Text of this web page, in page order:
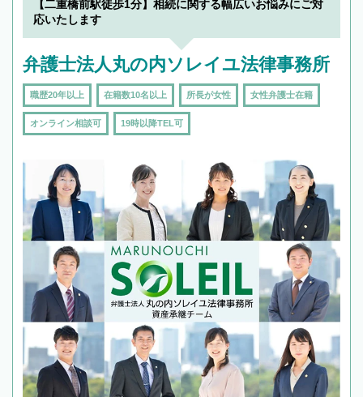
【二重橋前駅徒歩1分】相続に関する幅広いお悩みにご対
応いたします
弁護士法人丸の内ソレイユ法律事務所
職歴20年以上 在籍数10名以上 所長が女性 女性弁護士在籍
オンライン相談可 19時以降TEL可